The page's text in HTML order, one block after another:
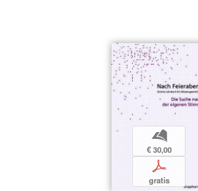
b
€ 30,00
p
gratis